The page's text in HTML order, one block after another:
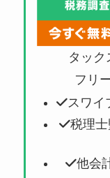
タック
フリ
スワイ
税理
他会